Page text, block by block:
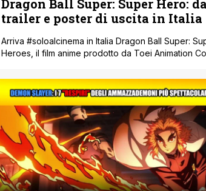
Dragon Ball Super: Super Hero:
trailer e poster di uscita in Italia
Arriva #soloalcinema in Italia Dragon Ball Super:
Heroes, il film anime prodotto da Toei Animation
ha annunciato la data d'uscita e mostrato il trailer e
poster ufficiali. Diretto da Tetsuro Kodama con la
supervisione del celebre creatore di Dragon Ball,
Toriyama, il film [']